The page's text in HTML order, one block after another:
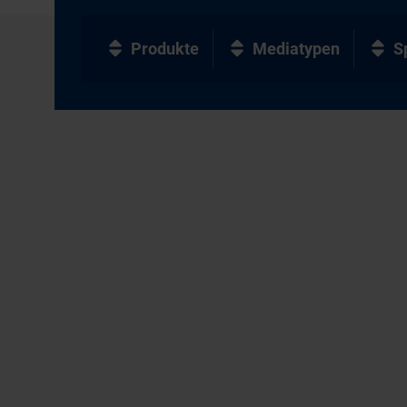
Produkte Mediatypen